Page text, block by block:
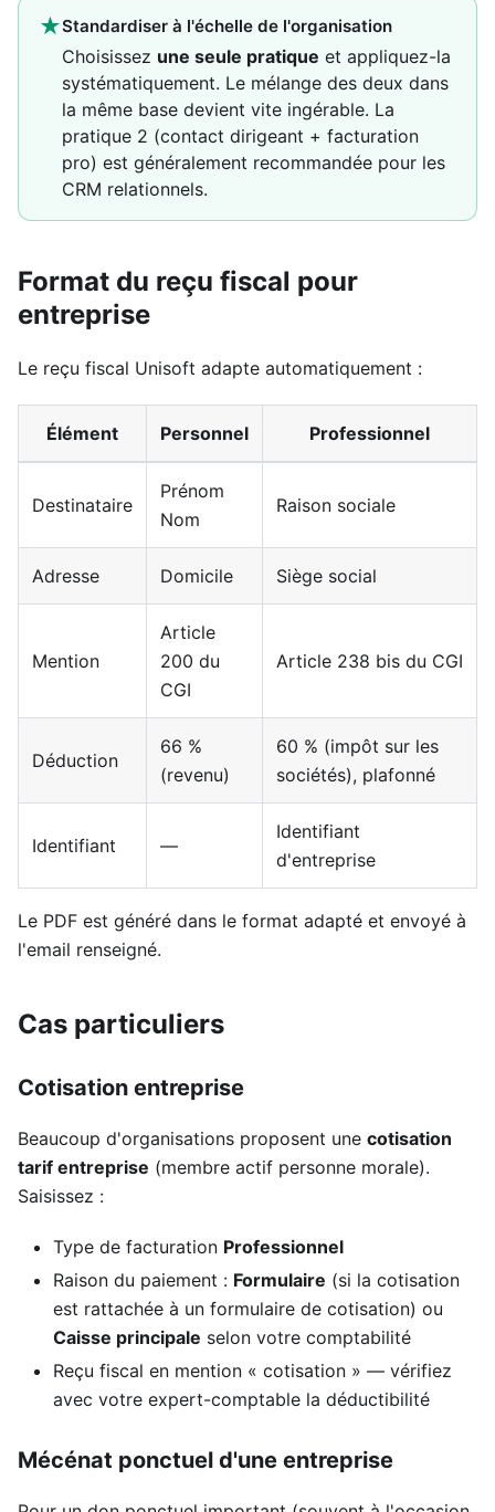
★Standardiser à l'échelle de l'organisation
Choisissez une seule pratique et appliquez-la
systématiquement. Le mélange des deux dans
la même base devient vite ingérable. La
pratique 2 (contact dirigeant + facturation
pro) est généralement recommandée pour les
CRM relationnels.
Format du reçu fiscal pour
entreprise
Le reçu fiscal Unisoft adapte automatiquement :
Élément Personnel Professionnel
Destinataire
Prénom
Nom
Raison sociale
Adresse Domicile Siège social
Mention
Article
200 du
CGI
Article 238 bis du CGI
Déduction
66 %
(revenu)
60 % (impôt sur les
sociétés), plafonné
Identifiant —
Identifiant
d'entreprise
Le PDF est généré dans le format adapté et envoyé à
l'email renseigné.
Cas particuliers
Cotisation entreprise
Beaucoup d'organisations proposent une cotisation
tarif entreprise (membre actif personne morale).
Saisissez :
Type de facturation Professionnel
Raison du paiement : Formulaire (si la cotisation
est rattachée à un formulaire de cotisation) ou
Caisse principale selon votre comptabilité
Reçu fiscal en mention « cotisation » — vérifiez
avec votre expert-comptable la déductibilité
Mécénat ponctuel d'une entreprise